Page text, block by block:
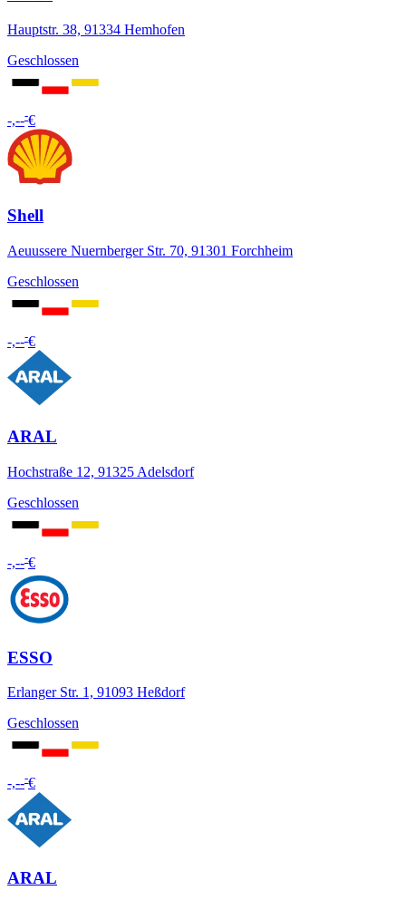
Hauptstr. 38, 91334 Hemhofen
Geschlossen
-,---€
Shell
Aeuussere Nuernberger Str. 70, 91301 Forchheim
Geschlossen
-,---€
ARAL
Hochstraße 12, 91325 Adelsdorf
Geschlossen
-,---€
ESSO
Erlanger Str. 1, 91093 Heßdorf
Geschlossen
-,---€
ARAL